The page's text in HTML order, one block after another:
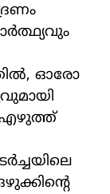
ഓരോ
എഴുത്ത്